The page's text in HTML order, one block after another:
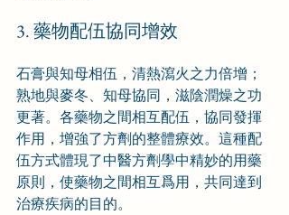
3. 藥物配伍協同增效
石膏與知母相伍，清熱瀉火之力倍增；
熟地與麥冬、知母協同，滋陰潤燥之功
更著。各藥物之間相互配伍，協同發揮
作用，增強了方劑的整體療效。這種配
伍方式體現了中醫方劑學中精妙的用藥
原則，使藥物之間相互爲用，共同達到
治療疾病的目的。